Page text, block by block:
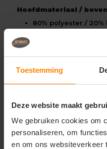
Toestemming
Deze website maakt
We gebruiken cookies om
personaliseren, om
en om ons websiteverkeer
Hoofdmateriaal /
80% polyester / 20%
Duurzaam en
Specificaties
Unisex
Mouwloos voor
Ritszakken aan
Regular fit